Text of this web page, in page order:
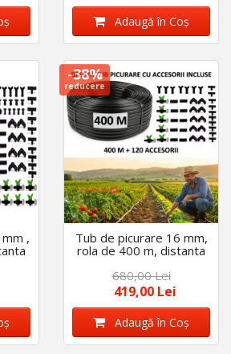
Adaugă în Coş
,
-38%
reducere
Tub de picurare 16 mm,
rola de 400 m, distanta
L/h cu 120 accesorii
680,00 Lei
419,00 Lei
Adaugă în Coş